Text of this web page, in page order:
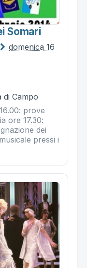
Somari
domenica 16
di Campo
prove
ore 17.30:
dei
pressi i